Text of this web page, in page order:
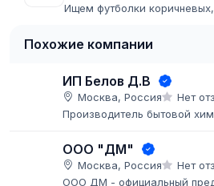
Ищем футболки
Похожие компании
ИП Белов Д.В
Москва, Россия
Нет
Производитель бытовой
ООО "ДМ"
Москва, Россия
Нет
ООО ДМ - официальный